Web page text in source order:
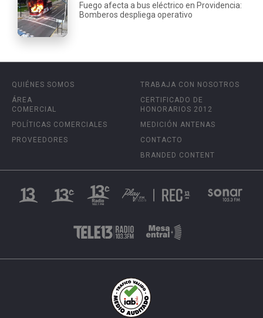
Fuego afecta a bus eléctrico en Providencia:
Bomberos despliega operativo
QUIÉNES SOMOS
ÁREA
COMERCIAL
POLÍTICAS COMERCIALES
PROVEEDORES
TRABAJA CON NOSOTROS
CERTIFICADO DE
HONORARIOS 2012
MEDICIÓN ANTENAS
CONTACTO
BRANDED CONTENT